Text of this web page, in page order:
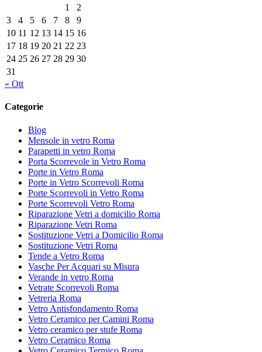
1
2
3
4 5 6 7 8
9
10 11 12 13 14 15 16
17 18 19 20 21 22 23
24 25 26 27 28 29 30
31
« Ott
Categorie
Blog
Mensole in vetro Roma
Parapetti in vetro Roma
Porta Scorrevole in Vetro Roma
Porte in Vetro Roma
Porte in Vetro Scorrevoli Roma
Porte Scorrevoli in Vetro Roma
Porte Scorrevoli Vetro Roma
Riparazione Vetri a domicilio Roma
Riparazione Vetri Roma
Sostituzione Vetri a Domicilio Roma
Sostituzione Vetri Roma
Tende a Vetro Roma
Vasche Per Acquari su Misura
Verande in vetro Roma
Vetrate Scorrevoli Roma
Vetreria Roma
Vetro Antisfondamento Roma
Vetro Ceramico per Camini Roma
Vetro ceramico per stufe Roma
Vetro Ceramico Roma